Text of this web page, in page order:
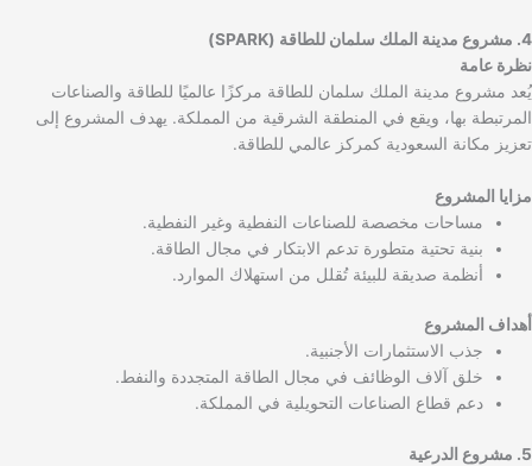
4. مشروع مدينة الملك سلمان للطاقة (SPARK)
نظرة عامة
يُعد مشروع مدينة الملك سلمان للطاقة مركزًا عالميًا للطاقة والصناعات
المرتبطة بها، ويقع في المنطقة الشرقية من المملكة. يهدف المشروع إلى
تعزيز مكانة السعودية كمركز عالمي للطاقة.
مزايا المشروع
مساحات مخصصة للصناعات النفطية وغير النفطية.
بنية تحتية متطورة تدعم الابتكار في مجال الطاقة.
أنظمة صديقة للبيئة تُقلل من استهلاك الموارد.
أهداف المشروع
جذب الاستثمارات الأجنبية.
خلق آلاف الوظائف في مجال الطاقة المتجددة والنفط.
دعم قطاع الصناعات التحويلية في المملكة.
5. مشروع الدرعية